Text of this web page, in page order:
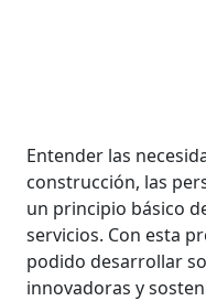
Entender las
construcción, las
un principio básico
servicios. Con esta
podido desarrollar
innovadoras y